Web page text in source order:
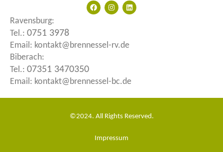
F
a
o
I
n
r
L
i
i
Ravensburg:
Tel.: 0751 3978
Email: kontakt@brennessel-rv.de
Biberach:
Tel.: 07351 3470350
Email: kontakt@brennessel-bc.de
©2024. All Rights Reserved.
Impressum